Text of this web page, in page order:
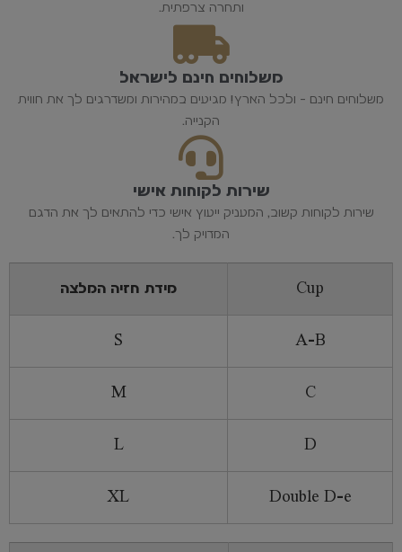
ותחרה צרפתית.
משלוחים חינם לישראל
משלוחים חינם - ולכל הארץ! מגיעים במהירות ומשדרגים לך את חווית
הקנייה.
שירות לקוחות אישי
שירות לקוחות קשוב, המעניק ייעוץ אישי כדי להתאים לך את הדגם
המדויק לך.
Cup מידת חזיה המלצה
A-B
S
C
M
D
L
Double D-e
XL